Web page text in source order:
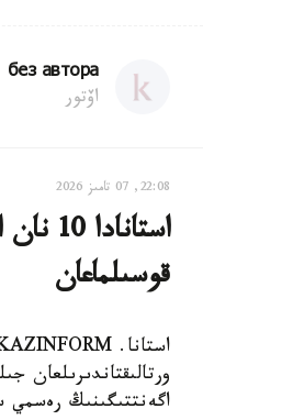
без автора
اۆتور
22:08, 07 تامىز 2026
قوسىلماعان
اگەنتتىگىنىڭ رەسمي